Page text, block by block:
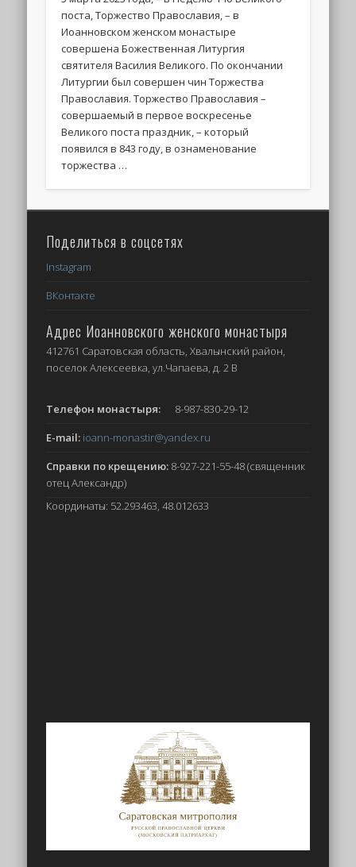
поста, Торжество Православия, – в
Иоанновском женском монастыре
совершена Божественная Литургия
святителя Василия Великого. По окончании
Литургии был совершен чин Торжества
Православия. Торжество Православия –
совершаемый в первое воскресенье
Великого поста праздник, – который
появился в 843 году, в ознаменование
торжества …
Поделиться в соцсетях
Instagram
ВКонтакте
Адрес Иоанновского женского монастыря
412761 Саратовская область, Хвалынский район,
поселок Алексеевка, ул.Чапаева, д. 2 В
Телефон монастыря:
8-987-830-29-12
E-mail: ioann-monastir@yandex.ru
Справки по крещению: 8-927-221-55-48 (священник
отец Александр)
Координаты: 52.293463, 48.012633